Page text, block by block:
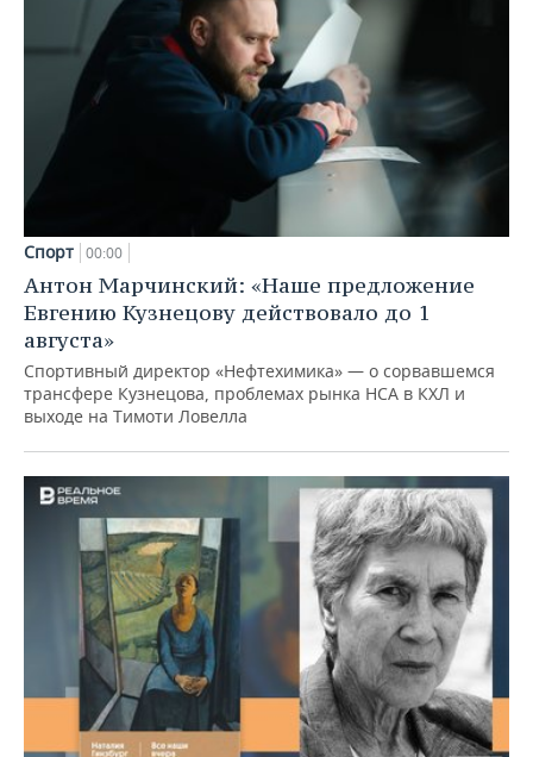
Спорт 00:00
Антон Марчинский: «Наше предложение
Евгению Кузнецову действовало до 1
августа»
Спортивный директор «Нефтехимика» — о сорвавшемся
трансфере Кузнецова, проблемах рынка НСА в КХЛ и
выходе на Тимоти Ловелла